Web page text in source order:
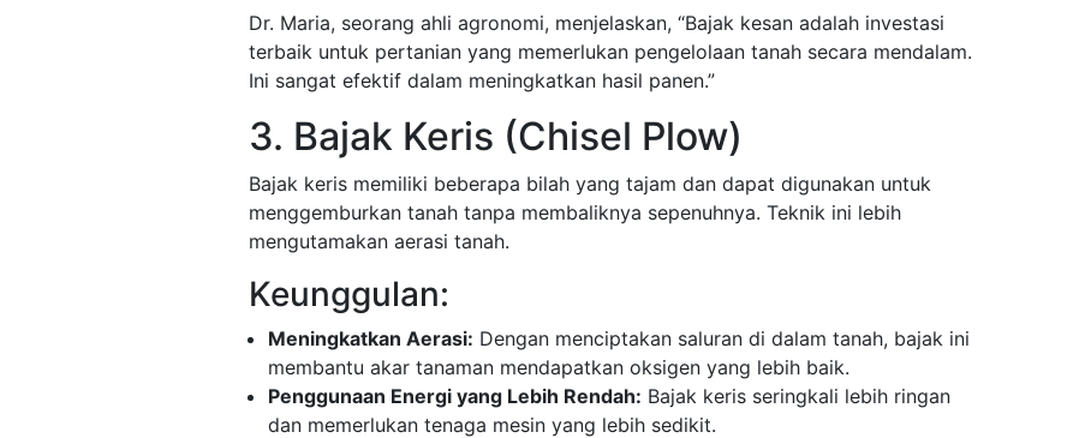
Dr. Maria, seorang ahli agronomi, menjelaskan, “Bajak kesan adalah investasi
terbaik untuk pertanian yang memerlukan pengelolaan tanah secara mendalam.
Ini sangat efektif dalam meningkatkan hasil panen.”
3. Bajak Keris (Chisel Plow)
Bajak keris memiliki beberapa bilah yang tajam dan dapat digunakan untuk
menggemburkan tanah tanpa membaliknya sepenuhnya. Teknik ini lebih
mengutamakan aerasi tanah.
Keunggulan:
Meningkatkan Aerasi: Dengan menciptakan saluran di dalam tanah, bajak ini
membantu akar tanaman mendapatkan oksigen yang lebih baik.
Penggunaan Energi yang Lebih Rendah: Bajak keris seringkali lebih ringan
dan memerlukan tenaga mesin yang lebih sedikit.